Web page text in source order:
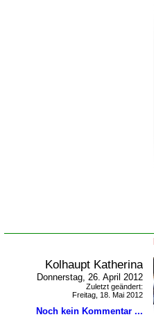
Kolhaupt Katherina
Donnerstag, 26. April 2012
Zuletzt geändert:
Freitag, 18. Mai 2012
Noch kein Kommentar ...